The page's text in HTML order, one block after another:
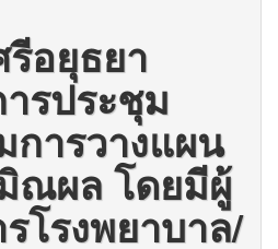
อยุธยา
รประชุม
ารวางแผน
ณผล โดยมีผู้
โรงพยาบาล/